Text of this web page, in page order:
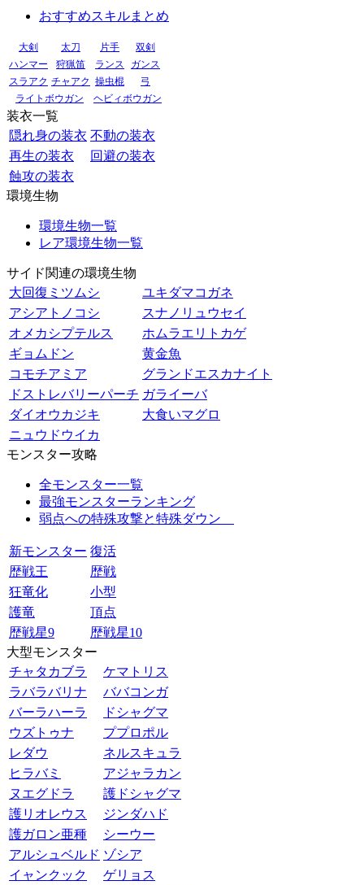
おすすめスキルまとめ
大剣 太刀 片手
双剣
ハンマー
狩猟笛 ランス
ガンス
スラアク チャアク 操虫棍
弓
ライトボウガン
ヘビィボウガン
装衣一覧
隠れ身の装衣 不動の装衣
再生の装衣
回避の装衣
蝕攻の装衣
環境生物
環境生物一覧
レア環境生物一覧
サイド関連の環境生物
大回復ミツムシ
ユキダマコガネ
アシアトノコシ
スナノリュウセイ
オメカシプテルス
ホムラエリトカゲ
ギョムドン
黄金魚
コモチアミア
グランドエスカナイト
ドストレバリーパーチ ガライーバ
ダイオウカジキ
大食いマグロ
ニュウドウイカ
モンスター攻略
全モンスター一覧
最強モンスターランキング
弱点への特殊攻撃と特殊ダウン
新モンスター 復活
歴戦王
歴戦
狂竜化
小型
護竜
頂点
歴戦星9
歴戦星10
大型モンスター
チャタカブラ
ケマトリス
ラバラバリナ
ババコンガ
バーラハーラ
ドシャグマ
ウズトゥナ
ププロポル
レダウ
ネルスキュラ
ヒラバミ
アジャラカン
ヌエグドラ
護ドシャグマ
護リオレウス
ジンダハド
護ガロン亜種
シーウー
アルシュベルド ゾシア
イャンクック
ゲリョス